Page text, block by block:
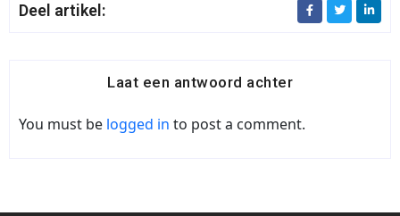
Deel artikel:
Laat een antwoord achter
You must be logged in to post a comment.